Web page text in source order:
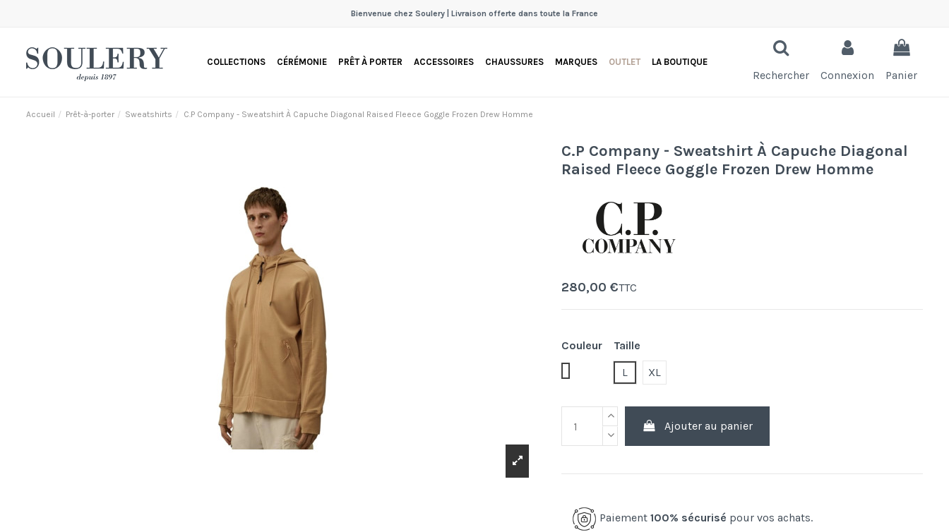
Bienvenue chez Soulery | Livraison offerte dans toute la France
COLLECTIONS CÉRÉMONIE PRÊT À PORTER ACCESSOIRES CHAUSSURES MARQUES OUTLET LA BOUTIQUE
Rechercher Connexion Panier
Accueil Prêt-à-porter Sweatshirts C.P Company - Sweatshirt À Capuche Diagonal Raised Fleece Goggle Frozen Drew Homme
C.P Company - Sweatshirt À Capuche Diagonal
Raised Fleece Goggle Frozen Drew Homme
280,00 €TTC
Couleur
114.frozen dew
Taille
L
XL
Ajouter au panier
Paiement100% sécurisé pour vos achats.